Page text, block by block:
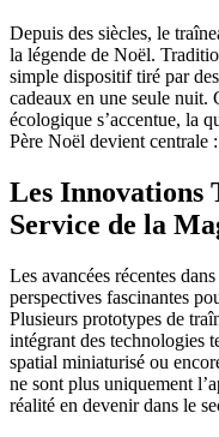
Depuis des siècles, le
la légende de Noël.
simple dispositif tiré par
cadeaux en une seule nuit.
écologique s’accentue, la
Père Noël devient centrale
Les Innovations
Service de la
Les avancées récentes
perspectives fascinantes
Plusieurs prototypes de
intégrant des technologies
spatial miniaturisé ou
ne sont plus uniquement
réalité en devenir dans le